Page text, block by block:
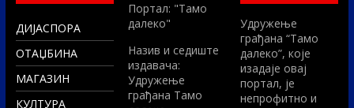
ДИЈАСПОРА
ОТАЏБИНА
МАГАЗИН
КУЛТУРА
Портал: "Тамо
далеко"
Назив и седиште
издавача:
Удружење
грађана Тамо
Удружење
грађана “Тамо
далеко”, које
изадаје овај
портал, је
непрофитно и